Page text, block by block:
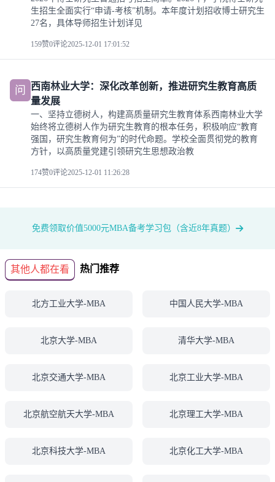
生招生全面实行“申请-考核”机制。本年度计划招收博士研究生
27名，具体导师招生计划详见
159赞0评论2025-12-01 17:01:52
问
西南林业大学：深化改革创新，推进研究生教育高质
量发展
一、坚持立德树人，构建高质量研究生教育体系西南林业大学
始终将立德树人作为研究生教育的根本任务，积极响应“教育
强国，研究生教育何为”的时代命题。学校全面贯彻党的教育
方针，以高质量党建引领研究生思想政治教
174赞0评论2025-12-01 11:26:28
免费领取价值5000元MBA备考学习包（含近8年真题）
其他人都在看 热门推荐
北方工业大学-MBA 中国人民大学-MBA
北京大学-MBA 清华大学-MBA
北京交通大学-MBA 北京工业大学-MBA
北京航空航天大学-MBA 北京理工大学-MBA
北京科技大学-MBA 北京化工大学-MBA